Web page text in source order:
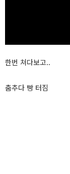
한번 쳐다보고..
춤추다 빵 터짐